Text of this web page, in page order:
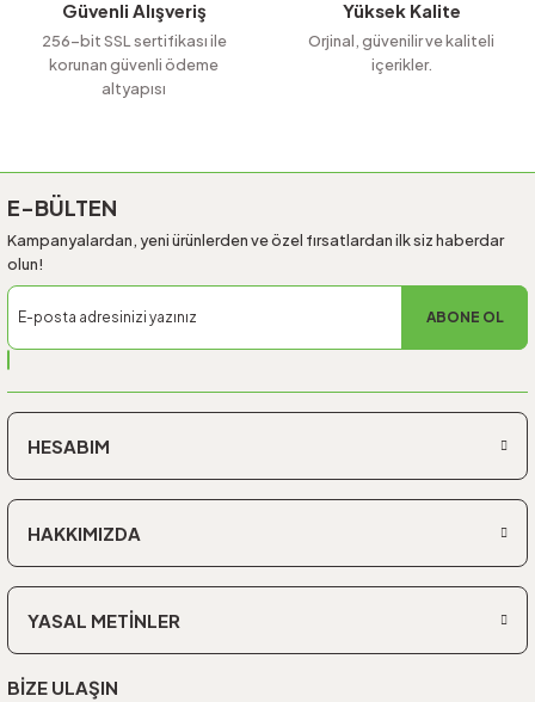
Güvenli Alışveriş
256-bit SSL sertifikası ile
korunan güvenli ödeme
altyapısı
Yüksek Kalite
Orjinal, güvenilir ve kaliteli
içerikler.
E-BÜLTEN
Kampanyalardan, yeni ürünlerden ve özel fırsatlardan ilk siz haberdar
olun!
ABONE OL
HESABIM
HAKKIMIZDA
YASAL METİNLER
BİZE ULAŞIN